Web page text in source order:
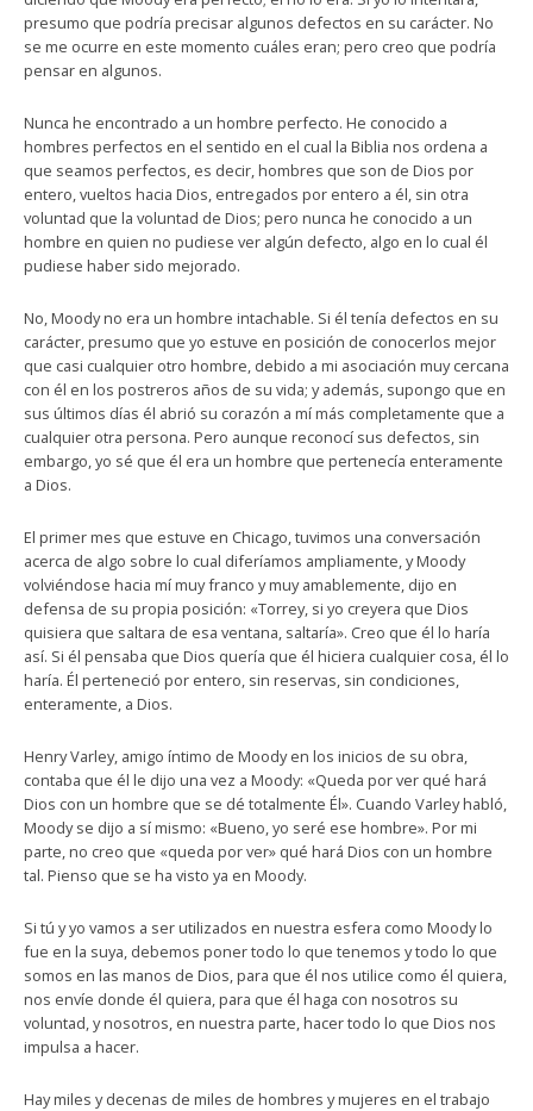
presumo que podría precisar algunos defectos en su carácter. No
se me ocurre en este momento cuáles eran; pero creo que podría
pensar en algunos.
Nunca he encontrado a un hombre perfecto. He conocido a
hombres perfectos en el sentido en el cual la Biblia nos ordena a
que seamos perfectos, es decir, hombres que son de Dios por
entero, vueltos hacia Dios, entregados por entero a él, sin otra
voluntad que la voluntad de Dios; pero nunca he conocido a un
hombre en quien no pudiese ver algún defecto, algo en lo cual él
pudiese haber sido mejorado.
No, Moody no era un hombre intachable. Si él tenía defectos en su
carácter, presumo que yo estuve en posición de conocerlos mejor
que casi cualquier otro hombre, debido a mi asociación muy cercana
con él en los postreros años de su vida; y además, supongo que en
sus últimos días él abrió su corazón a mí más completamente que a
cualquier otra persona. Pero aunque reconocí sus defectos, sin
embargo, yo sé que él era un hombre que pertenecía enteramente
a Dios.
El primer mes que estuve en Chicago, tuvimos una conversación
acerca de algo sobre lo cual diferíamos ampliamente, y Moody
volviéndose hacia mí muy franco y muy amablemente, dijo en
defensa de su propia posición: «Torrey, si yo creyera que Dios
quisiera que saltara de esa ventana, saltaría». Creo que él lo haría
así. Si él pensaba que Dios quería que él hiciera cualquier cosa, él lo
haría. Él perteneció por entero, sin reservas, sin condiciones,
enteramente, a Dios.
Henry Varley, amigo íntimo de Moody en los inicios de su obra,
contaba que él le dijo una vez a Moody: «Queda por ver qué hará
Dios con un hombre que se dé totalmente Él». Cuando Varley habló,
Moody se dijo a sí mismo: «Bueno, yo seré ese hombre». Por mi
parte, no creo que «queda por ver» qué hará Dios con un hombre
tal. Pienso que se ha visto ya en Moody.
Si tú y yo vamos a ser utilizados en nuestra esfera como Moody lo
fue en la suya, debemos poner todo lo que tenemos y todo lo que
somos en las manos de Dios, para que él nos utilice como él quiera,
nos envíe donde él quiera, para que él haga con nosotros su
voluntad, y nosotros, en nuestra parte, hacer todo lo que Dios nos
impulsa a hacer.
Hay miles y decenas de miles de hombres y mujeres en el trabajo